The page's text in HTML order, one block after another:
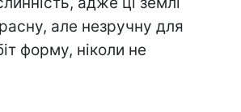
але незручну для
форму, ніколи не